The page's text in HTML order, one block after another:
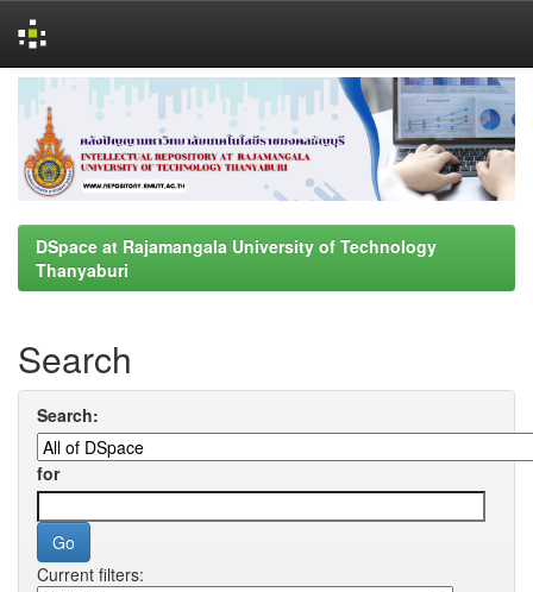
navigation
DSpace at Rajamangala University of Technology
Thanyaburi
Search
Search:
for
Current filters: